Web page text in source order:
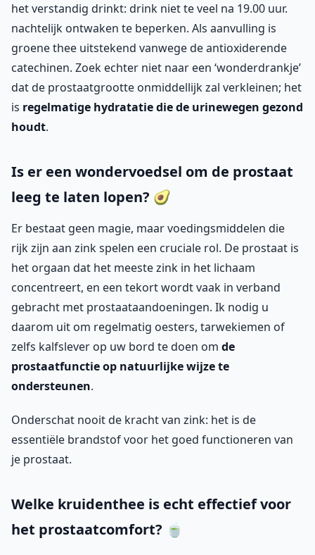
het verstandig drinkt: drink niet te veel na 19.00 uur.
nachtelijk ontwaken te beperken. Als aanvulling is
groene thee uitstekend vanwege de antioxiderende
catechinen. Zoek echter niet naar een ‘wonderdrankje’
dat de prostaatgrootte onmiddellijk zal verkleinen; het
is regelmatige hydratatie die de urinewegen gezond
houdt.
Is er een wondervoedsel om de prostaat
leeg te laten lopen? 🥑
Er bestaat geen magie, maar voedingsmiddelen die
rijk zijn aan zink spelen een cruciale rol. De prostaat is
het orgaan dat het meeste zink in het lichaam
concentreert, en een tekort wordt vaak in verband
gebracht met prostaataandoeningen. Ik nodig u
daarom uit om regelmatig oesters, tarwekiemen of
zelfs kalfslever op uw bord te doen om de
prostaatfunctie op natuurlijke wijze te
ondersteunen.
Onderschat nooit de kracht van zink: het is de
essentiële brandstof voor het goed functioneren van
je prostaat.
Welke kruidenthee is echt effectief voor
het prostaatcomfort? 🍵